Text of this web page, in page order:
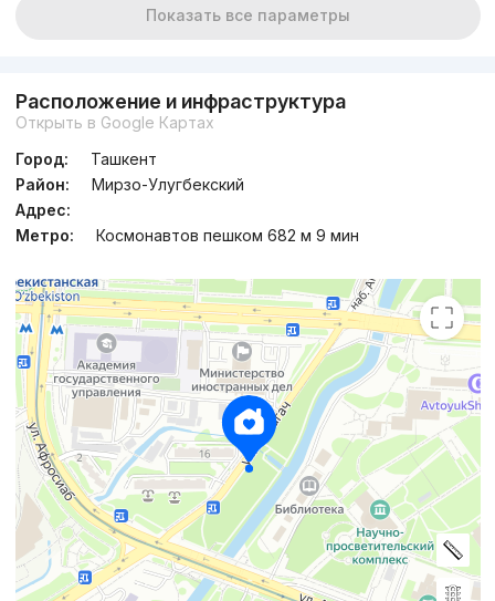
Показать все параметры
Расположение и инфраструктура
Открыть в Google Картах
Город:
Ташкент
Район:
Мирзо-Улугбекский
Адрес:
Метро:
Космонавтов пешком 682 м 9 мин